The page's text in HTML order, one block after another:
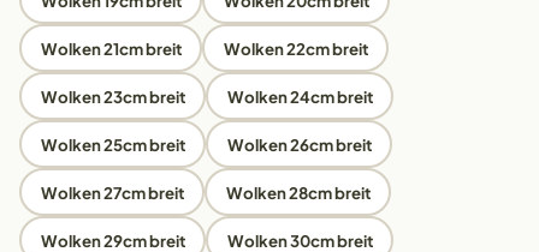
Wolken 21cm breit Wolken 22cm breit
Wolken 23cm breit Wolken 24cm breit
Wolken 25cm breit Wolken 26cm breit
Wolken 27cm breit Wolken 28cm breit
Wolken 29cm breit Wolken 30cm breit